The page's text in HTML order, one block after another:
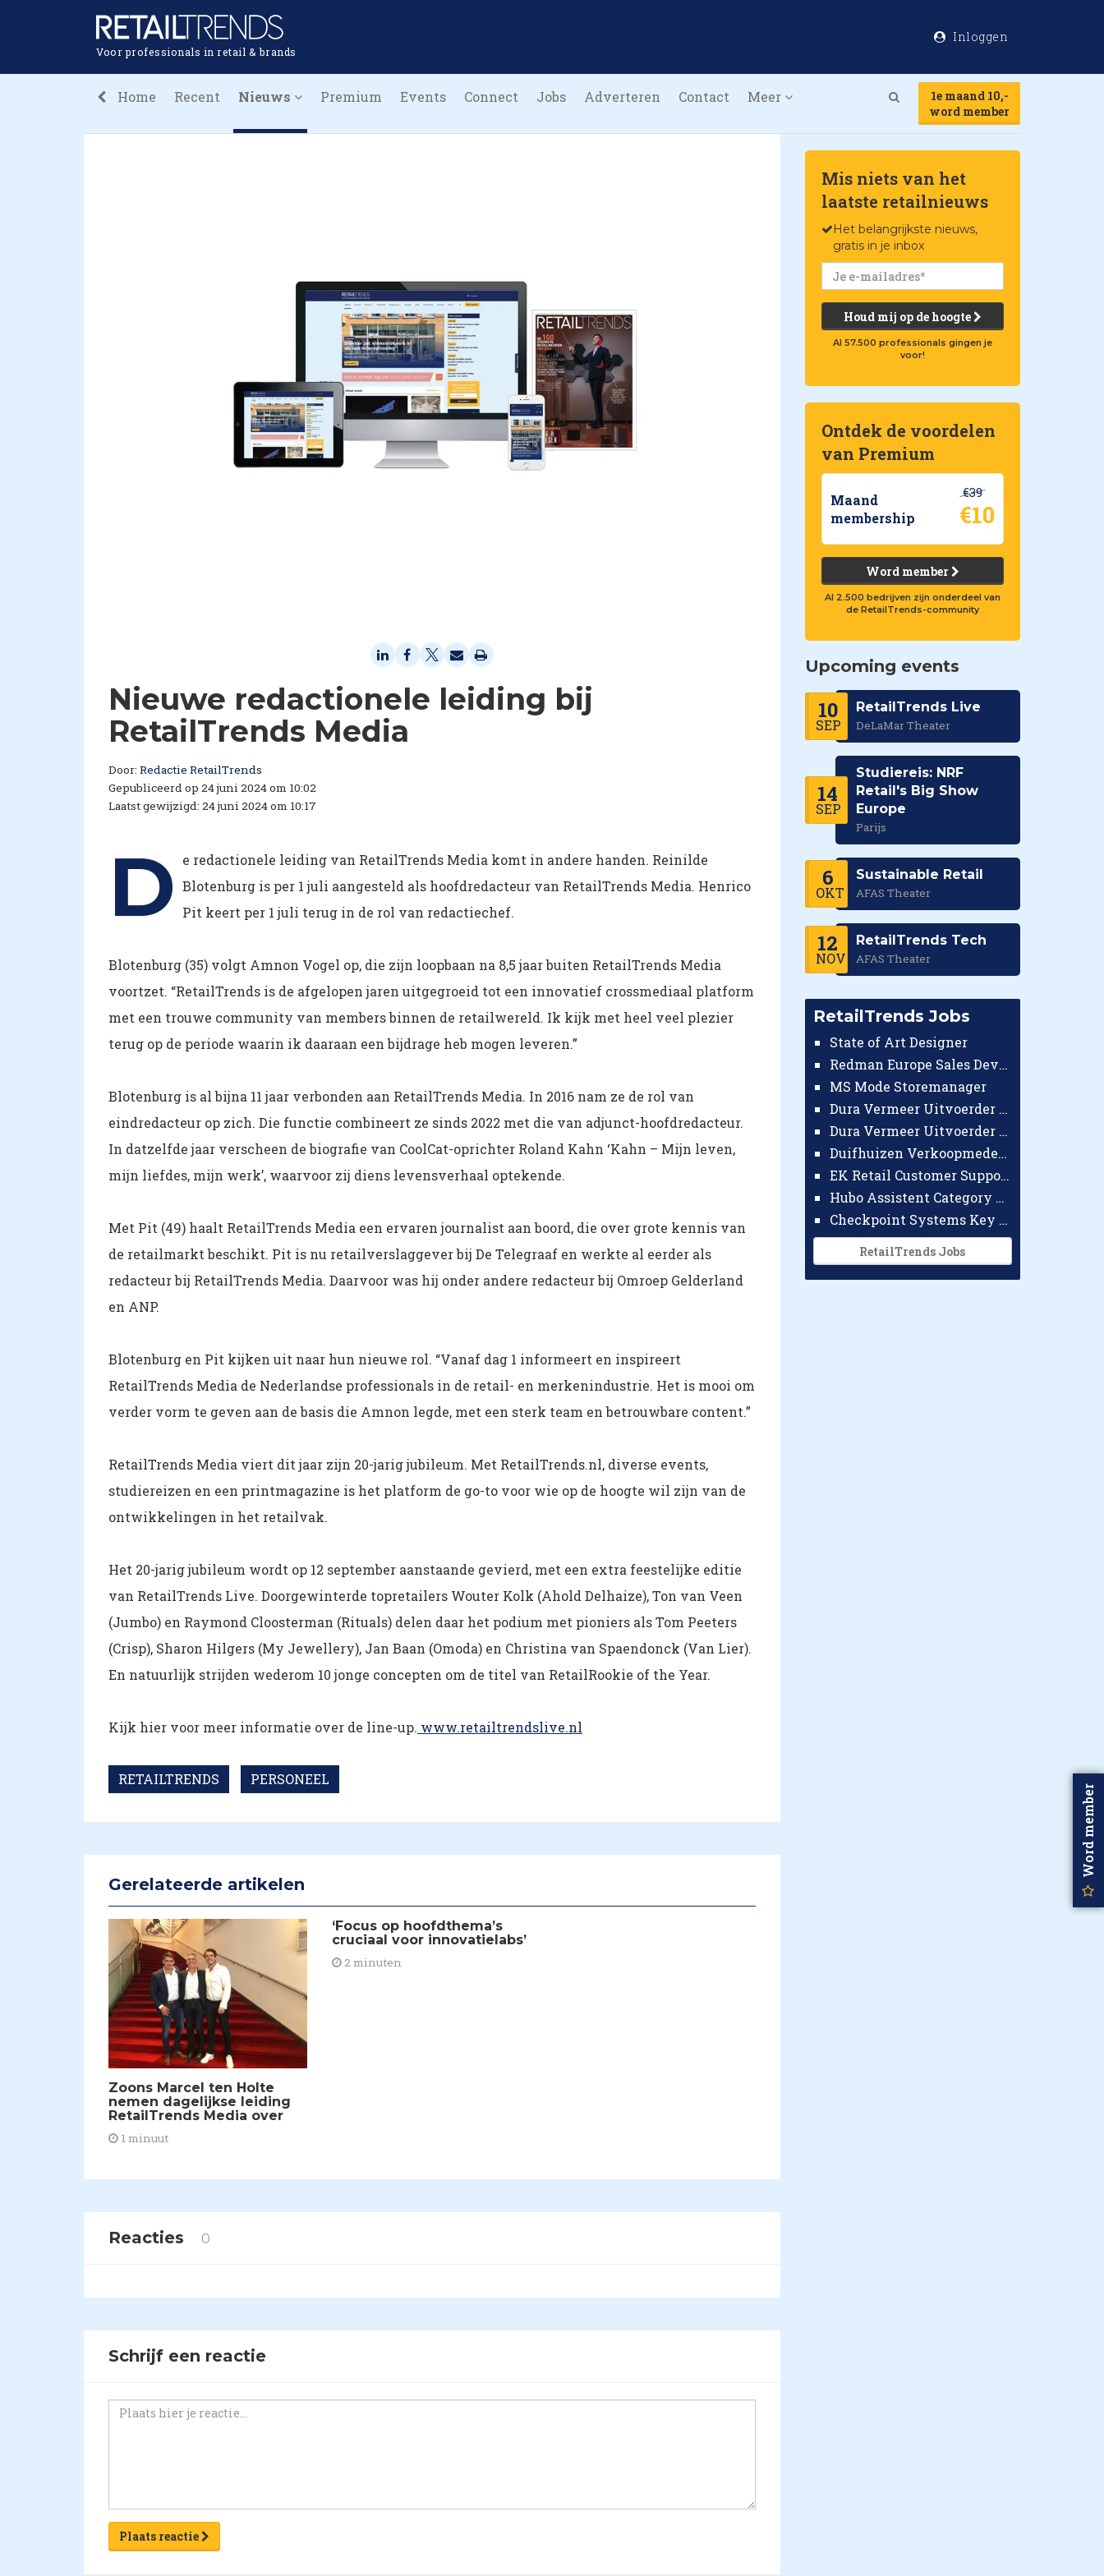
Voor professionals in retail & brands
Inloggen
Home Recent Nieuws Premium Events Connect Jobs Adverteren Contact Meer
1e maand 10,-
word member
Nieuwe redactionele leiding bij
RetailTrends Media
Door: Redactie RetailTrends
Gepubliceerd op 24 juni 2024 om 10:02
Laatst gewijzigd: 24 juni 2024 om 10:17
D
e redactionele leiding van RetailTrends Media komt in andere handen. Reinilde
Blotenburg is per 1 juli aangesteld als hoofdredacteur van RetailTrends Media. Henrico
Pit keert per 1 juli terug in de rol van redactiechef.
Blotenburg (35) volgt Amnon Vogel op, die zijn loopbaan na 8,5 jaar buiten RetailTrends Media
voortzet. “RetailTrends is de afgelopen jaren uitgegroeid tot een innovatief crossmediaal platform
met een trouwe community van members binnen de retailwereld. Ik kijk met heel veel plezier
terug op de periode waarin ik daaraan een bijdrage heb mogen leveren.”
Blotenburg is al bijna 11 jaar verbonden aan RetailTrends Media. In 2016 nam ze de rol van
eindredacteur op zich. Die functie combineert ze sinds 2022 met die van adjunct-hoofdredacteur.
In datzelfde jaar verscheen de biografie van CoolCat-oprichter Roland Kahn ‘Kahn – Mijn leven,
mijn liefdes, mijn werk’, waarvoor zij diens levensverhaal optekende.
Met Pit (49) haalt RetailTrends Media een ervaren journalist aan boord, die over grote kennis van
de retailmarkt beschikt. Pit is nu retailverslaggever bij De Telegraaf en werkte al eerder als
redacteur bij RetailTrends Media. Daarvoor was hij onder andere redacteur bij Omroep Gelderland
en ANP.
Blotenburg en Pit kijken uit naar hun nieuwe rol. “Vanaf dag 1 informeert en inspireert
RetailTrends Media de Nederlandse professionals in de retail- en merkenindustrie. Het is mooi om
verder vorm te geven aan de basis die Amnon legde, met een sterk team en betrouwbare content.”
RetailTrends Media viert dit jaar zijn 20-jarig jubileum. Met RetailTrends.nl, diverse events,
studiereizen en een printmagazine is het platform de go-to voor wie op de hoogte wil zijn van de
ontwikkelingen in het retailvak.
Het 20-jarig jubileum wordt op 12 september aanstaande gevierd, met een extra feestelijke editie
van RetailTrends Live. Doorgewinterde topretailers Wouter Kolk (Ahold Delhaize), Ton van Veen
(Jumbo) en Raymond Cloosterman (Rituals) delen daar het podium met pioniers als Tom Peeters
(Crisp), Sharon Hilgers (My Jewellery), Jan Baan (Omoda) en Christina van Spaendonck (Van Lier).
En natuurlijk strijden wederom 10 jonge concepten om de titel van RetailRookie of the Year.
Kijk hier voor meer informatie over de line-up. www.retailtrendslive.nl
RETAILTRENDS PERSONEEL
Gerelateerde artikelen
Zoons Marcel ten Holte
nemen dagelijkse leiding
RetailTrends Media over
1 minuut
‘Focus op hoofdthema’s
cruciaal voor innovatielabs’
2 minuten
Reacties 0
Schrijf een reactie
Plaats reactie
Mis niets van het
laatste retailnieuws
Het belangrijkste nieuws,
gratis in je inbox
Houd mij op de hoogte
Al 57.500 professionals gingen je
voor!
Ontdek de voordelen
van Premium
Maand
membership
€39
€10
Word member
Al 2.500 bedrijven zijn onderdeel van
de RetailTrends-community
Upcoming events
10
SEP
RetailTrends Live
DeLaMar Theater
14
SEP
Studiereis: NRF
Retail's Big Show
Europe
Parijs
6
OKT
Sustainable Retail
AFAS Theater
12
NOV
RetailTrends Tech
AFAS Theater
RetailTrends Jobs
State of Art Designer
Redman Europe Sales Developer (Europe)
MS Mode Storemanager
Dura Vermeer Uitvoerder GWW Amsterdam
Dura Vermeer Uitvoerder Civiel Nijmegen
Duifhuizen Verkoopmedewerker Ridderkerk
EK Retail Customer Support Omnichannel
Hubo Assistent Category Manager
Checkpoint Systems Key Accountmanager Benelux
RetailTrends Jobs
Word member